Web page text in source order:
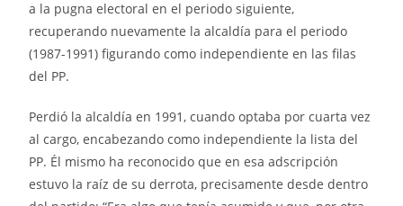
a la pugna electoral en el periodo siguiente,
recuperando nuevamente la alcaldía para el periodo
(1987-1991) figurando como independiente en las filas
del PP.
Perdió la alcaldía en 1991, cuando optaba por cuarta vez
al cargo, encabezando como independiente la lista del
PP. Él mismo ha reconocido que en esa adscripción
estuvo la raíz de su derrota, precisamente desde dentro